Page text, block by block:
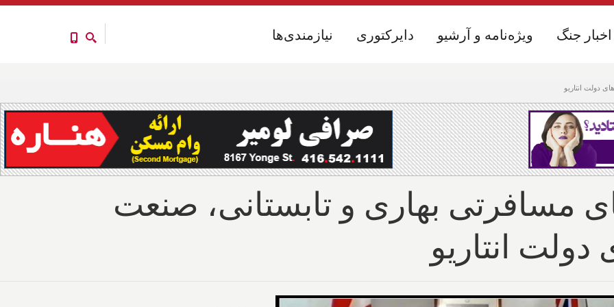
دولت انتاریو
نیازمندی‌ها دایرکتوری ویژه‌نامه و آرشیو اخبار جنگ نیازمندی‌ها دایرکتوری ویژه‌نامه و آرشیو اخبار جنگ
مسافرتی بهاری و تابستانی، صنعت
انتاریو